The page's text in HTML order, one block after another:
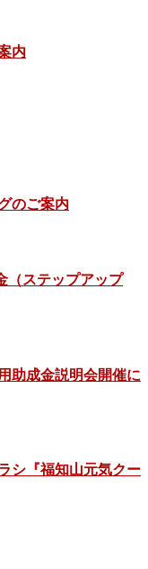
内
のご案内
（ステップアップ
助成金説明会開催に
シ『福知山元気クー